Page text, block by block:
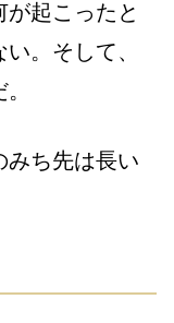
起こったと
。そして、
みち先は長い